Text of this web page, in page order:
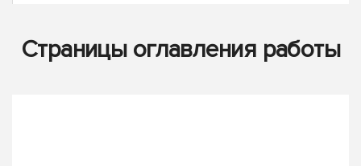
Страницы оглавления работы